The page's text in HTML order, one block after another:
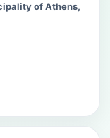
of Athens,